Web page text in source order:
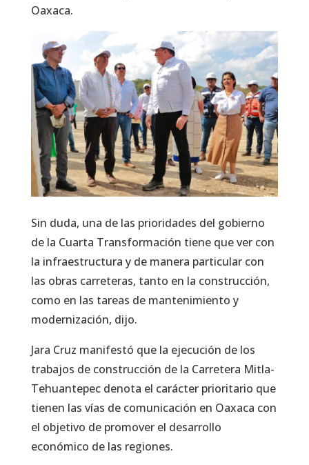
Oaxaca.
Sin duda, una de las prioridades del gobierno
de la Cuarta Transformación tiene que ver con
la infraestructura y de manera particular con
las obras carreteras, tanto en la construcción,
como en las tareas de mantenimiento y
modernización, dijo.
Jara Cruz manifestó que la ejecución de los
trabajos de construcción de la Carretera Mitla-
Tehuantepec denota el carácter prioritario que
tienen las vías de comunicación en Oaxaca con
el objetivo de promover el desarrollo
económico de las regiones.